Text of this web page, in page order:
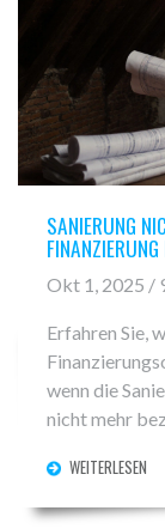
SANIERUNG
Okt 1,
Erfahren Sie,
wenn die
nicht mehr
WEITERLESEN